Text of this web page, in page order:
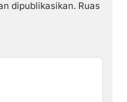
dipublikasikan. Ruas